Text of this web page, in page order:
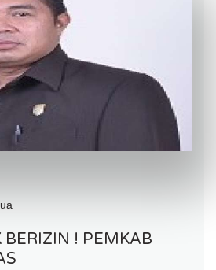
BERIZIN ! PEMKAB